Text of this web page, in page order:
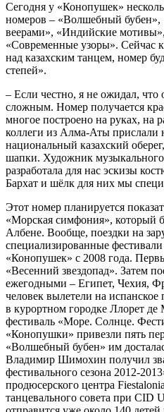
Сегодня у «Конопушек»
номеров – «Волшебный бубен»,
веерами», «Индийские
«Современные узоры». Сейчас
над казахским танцем, номер
степей».
– Если честно, я не ожидал, что
сложным. Номер получается
многое построено на руках, на
коллеги из Алма-Аты прислали
национальный казахский
шапки. Художник музыкального
разработала для нас эскизы
Бархат и шёлк для них мы
Этот номер планируется
«Морская симфония», который
Албене. Вообще, поездки на
специализированные
«Конопушек» с 2008 года.
«Весенний звездопад». Затем
ежегодными – Египет, Чехия,
человек вылетели на испанское
в курортном городке Ллорет
фестиваль «Море. Солнце.
«Конопушки» привезли пять
«Волшебный бубен» им
Владимир Шимохин получил
фестивального сезона 2012-
продюсерского центра
танцевального совета при CID